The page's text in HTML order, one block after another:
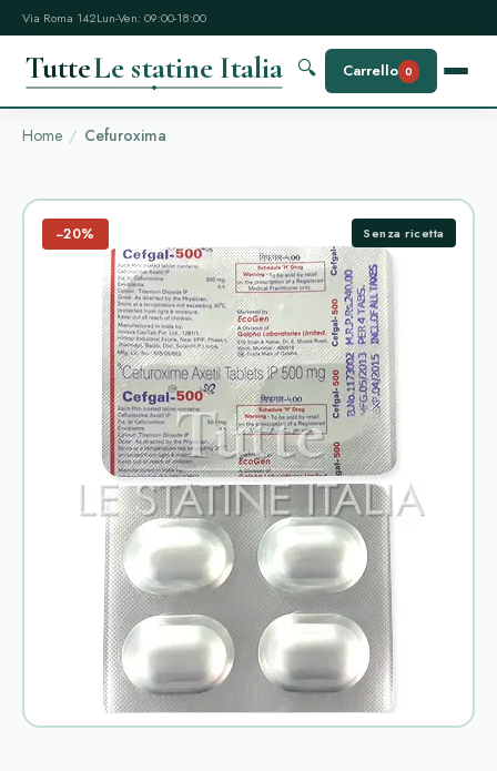
Via Roma 142Lun-Ven: 09:00-18:00
TutteLe statine Italia 🔍 Carrello 0
Home Cefuroxima
−20% Senza ricetta